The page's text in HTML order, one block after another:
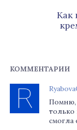
Как
КОММЕНТАРИИ
Помню,
только
смогла